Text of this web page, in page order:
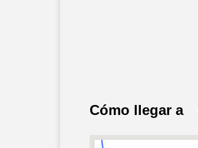
Cómo llegar a